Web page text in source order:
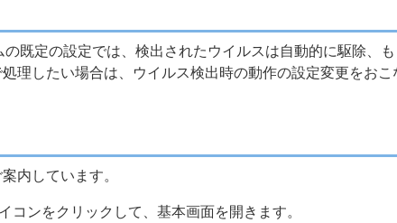
既定の設定では、検出されたウイルスは自動的に駆除、
理したい場合は、ウイルス検出時の動作の設定変更をおこ
内しています。
ンをクリックして、基本画面を開きます。